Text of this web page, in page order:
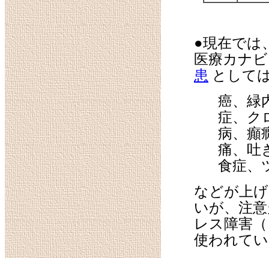
●現在では
医療カナ
患 として
癌、緑
症、ク
病、癲
痛、吐
食症、
などが上
いが、注
レス障害
使われて